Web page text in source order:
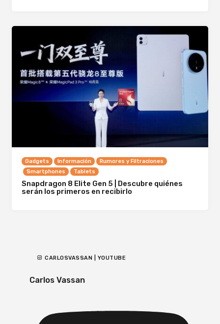
Gadgets Información
Rumores y Filtraciones
Smartphones
Tablets
Snapdragon 8 Elite Gen 5 | Descubre quiénes
serán los primeros en recibirlo
CARLOSVASSAN | YOUTUBE
Carlos Vassan